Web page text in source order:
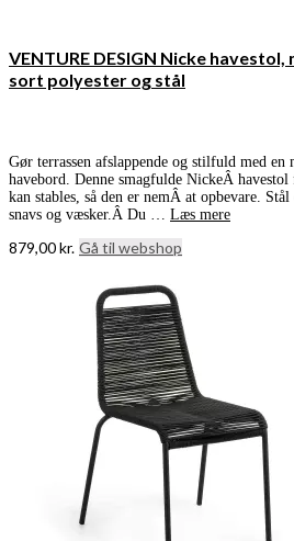
VENTURE DESIGN Nicke
sort polyester og stål
Gør terrassen afslappende og stilfuld med en
havebord. Denne smagfulde NickeÂ
kan stables, så den er nemÂ at opbevare.
snavs og væsker.Â Du … Læs mere
879,00kr. Gå til webshop